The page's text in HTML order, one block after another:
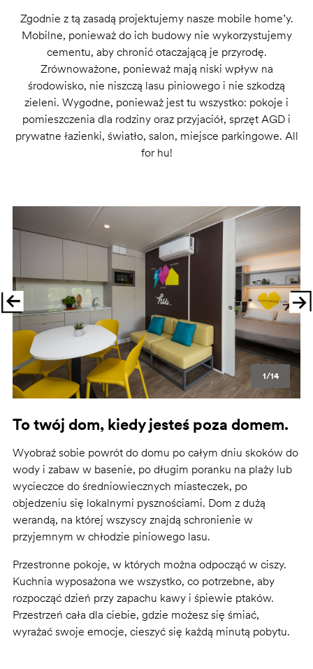
Zgodnie z tą zasadą projektujemy nasze mobile home’y.
Mobilne, ponieważ do ich budowy nie wykorzystujemy
cementu, aby chronić otaczającą je przyrodę.
Zrównoważone, ponieważ mają niski wpływ na
środowisko, nie niszczą lasu piniowego i nie szkodzą
zieleni. Wygodne, ponieważ jest tu wszystko: pokoje i
pomieszczenia dla rodziny oraz przyjaciół, sprzęt AGD i
prywatne łazienki, światło, salon, miejsce parkingowe. All
for hu!
1/14
To twój dom, kiedy jesteś poza domem.
Wyobraź sobie powrót do domu po całym dniu skoków do
wody i zabaw w basenie, po długim poranku na plaży lub
wycieczce do średniowiecznych miasteczek, po
objedzeniu się lokalnymi pysznościami. Dom z dużą
werandą, na której wszyscy znajdą schronienie w
przyjemnym w chłodzie piniowego lasu.
Przestronne pokoje, w których można odpocząć w ciszy.
Kuchnia wyposażona we wszystko, co potrzebne, aby
rozpocząć dzień przy zapachu kawy i śpiewie ptaków.
Przestrzeń cała dla ciebie, gdzie możesz się śmiać,
wyrażać swoje emocje, cieszyć się każdą minutą pobytu.